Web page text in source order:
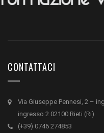
CONTATTACI
Via Giuseppe Pennesi, 2 –
ingresso 2 02100 Rieti (Ri)
(+39) 0746 274853